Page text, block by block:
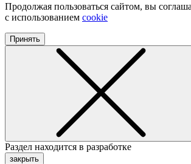
Продолжая пользоваться сайтом, вы
с использованием cookie
Принять
Раздел находится в разработке
закрыть